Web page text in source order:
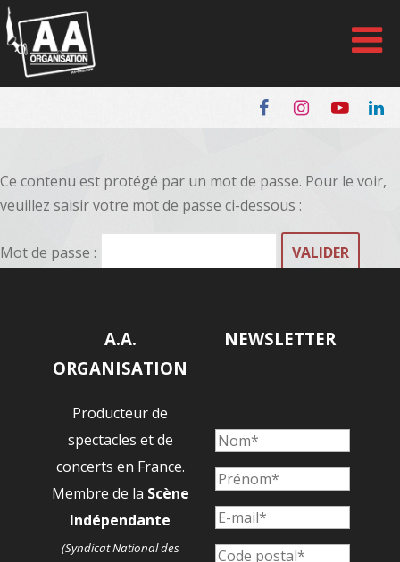
Panneau de gestion des cookies
Ce contenu est protégé par un mot de passe. Pour le voir,
veuillez saisir votre mot de passe ci-dessous :
Mot de passe :
A.A.
ORGANISATION
Producteur de
spectacles et de
concerts en France.
Membre de la Scène
Indépendante
(Syndicat National des
NEWSLETTER